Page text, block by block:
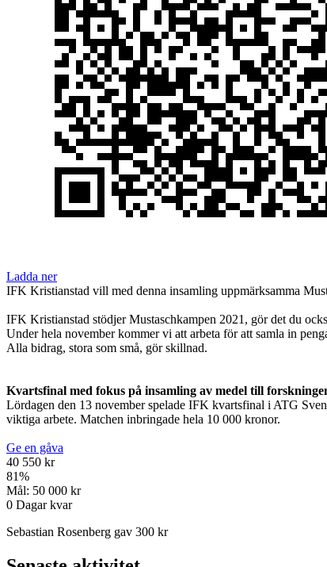
Ladda ner
IFK Kristianstad vill med denna insamling uppmärksamma
IFK Kristianstad stödjer Mustaschkampen 2021, gör det du
Under hela november kommer vi att arbeta för att samla in
Alla bidrag, stora som små, gör skillnad.
Kvartsfinal med fokus på insamling av medel till
Lördagen den 13 november spelade IFK kvartsfinal i ATG
viktiga arbete. Matchen inbringade hela 10 000 kronor.
Ge en gåva
40 550 kr
81%
Mål: 50 000 kr
0 Dagar kvar
Sebastian Rosenberg gav 300 kr